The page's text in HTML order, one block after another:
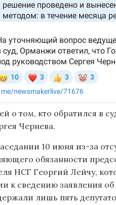
о том, кто обратился в
Чернева.
10 июня из-за
обязанности
НСГ Георгий Лейчу,
к сведению заявления
лишь пять